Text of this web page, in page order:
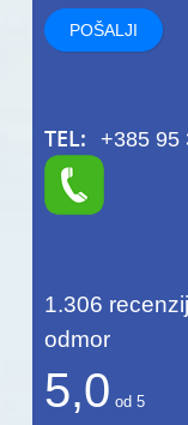
TEL: +385 95
1.306
odmor
5,0 od 5